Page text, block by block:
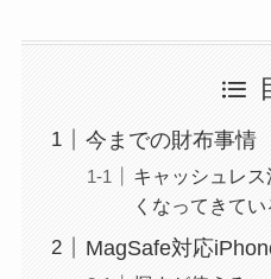
今までの財布事情
キャッシュレ
くなってきてい
MagSafe対応